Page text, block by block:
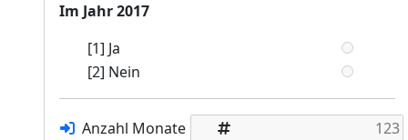
Im Jahr 2017
[1] Ja
[2] Nein
Anzahl Monate